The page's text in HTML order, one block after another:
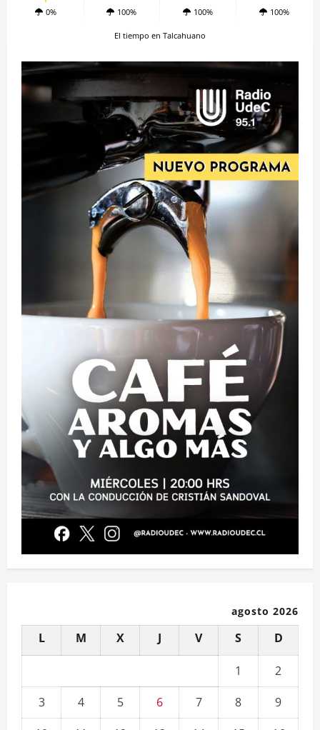
0% 100% 100% 100%
El tiempo en Talcahuano
agosto 2026
L M X J V S D
1
2
3
4 5 6 7 8
9